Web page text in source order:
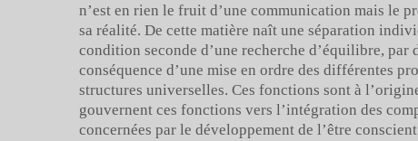
n’est en rien le fruit d’une communication mais le
sa réalité. De cette matière naît une séparation
condition seconde d’une recherche d’équilibre,
conséquence d’une mise en ordre des différentes
structures universelles. Ces fonctions sont à
gouvernent ces fonctions vers l’intégration des
concernées par le développement de l’être